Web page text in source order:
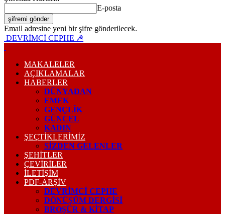
E-posta
Email adresine yeni bir şifre gönderilecek.
DEVRİMCİ CEPHE ☭
MAKALELER
AÇIKLAMALAR
HABERLER
DÜNYADAN
EMEK
GENÇLİK
GÜNCEL
KADIN
ŞEÇTİKLERİMİZ
SİZDEN GELENLER
ŞEHİTLER
ÇEVİRİLER
İLETİŞİM
PDF-ARŞIV
DEVRIMCI CEPHE
DÖNÜŞÜM DERGISI
BROŞÜR & KİTAP